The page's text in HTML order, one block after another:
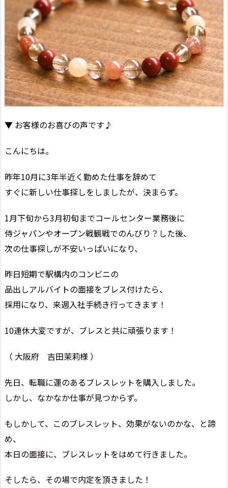
▼ お客様のお喜びの声です♪
こんにちは。
昨年10月に3年半近く勤めた仕事を辞めて
すぐに新しい仕事探しをしましたが、決まらず。
1月下旬から3月初旬までコールセンター業務後に
侍ジャパンやオープン戦観戦でのんびり？した後、
次の仕事探しが不安いっぱいになり、
昨日短期で駅構内のコンビニの
品出しアルバイトの面接をブレス付けたら、
採用になり、来週入社手続き行ってきます！
10連休大変ですが、ブレスと共に頑張ります！
（ 大阪府 吉田茉莉様 ）
先日、転職に運のあるブレスレットを購入しました。
しかし、なかなか仕事が見つからず。
もしかして、このブレスレット、効果がないのかな、と諦
め、
本日の面接に、ブレスレットをはめて行きました。
そしたら、その場で内定を頂きました！